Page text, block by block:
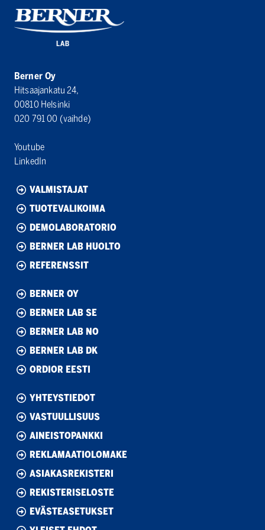
Berner Oy
Hitsaajankatu 24,
00810 Helsinki
020 791 00 (vaihde)
Youtube
LinkedIn
VALMISTAJAT
TUOTEVALIKOIMA
DEMOLABORATORIO
BERNER LAB HUOLTO
REFERENSSIT
BERNER OY
BERNER LAB SE
BERNER LAB NO
BERNER LAB DK
ORDIOR EESTI
YHTEYSTIEDOT
VASTUULLISUUS
AINEISTOPANKKI
REKLAMAATIOLOMAKE
ASIAKASREKISTERI
REKISTERISELOSTE
EVÄSTEASETUKSET